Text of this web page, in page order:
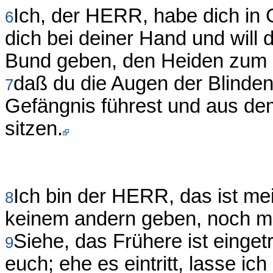
6Ich, der HERR, habe dich in
dich bei deiner Hand und will
Bund geben, den Heiden zum
7daß du die Augen der
Gefängnis führest und aus
sitzen.
8Ich bin der HERR, das ist
keinem andern geben, noch
9Siehe, das Frühere ist
euch; ehe es eintritt, lasse